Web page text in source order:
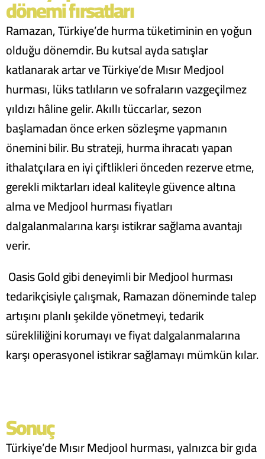
dönemi fırsatları
Ramazan, Türkiye’de hurma tüketiminin en yoğun
olduğu dönemdir. Bu kutsal ayda satışlar
katlanarak artar ve Türkiye’de Mısır Medjool
hurması, lüks tatlıların ve sofraların vazgeçilmez
yıldızı hâline gelir. Akıllı tüccarlar, sezon
başlamadan önce erken sözleşme yapmanın
önemini bilir. Bu strateji, hurma ihracatı yapan
ithalatçılara en iyi çiftlikleri önceden rezerve etme,
gerekli miktarları ideal kaliteyle güvence altına
alma ve Medjool hurması fiyatları
dalgalanmalarına karşı istikrar sağlama avantajı
verir.
Oasis Gold gibi deneyimli bir Medjool hurması
tedarikçisiyle çalışmak, Ramazan döneminde talep
artışını planlı şekilde yönetmeyi, tedarik
sürekliliğini korumayı ve fiyat dalgalanmalarına
karşı operasyonel istikrar sağlamayı mümkün kılar.
Sonuç
Türkiye’de Mısır Medjool hurması, yalnızca bir gıda